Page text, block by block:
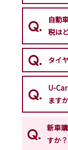
自動
税は
タイ
U-
ます
新車
すか？